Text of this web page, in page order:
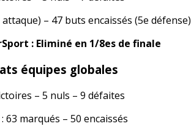
– 47 buts encaissés (5e défense)
: Eliminé en 1/8es de finale
équipes globales
– 5 nuls – 9 défaites
63 marqués – 50 encaissés